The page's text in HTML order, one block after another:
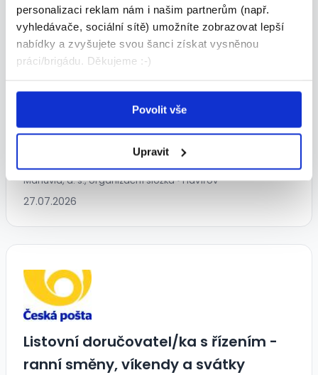
personalizaci reklam nám i našim partnerům (např.
vyhledávače, sociální sítě) umožníte zobrazovat lepší
nabídky a zvyšujete svou šanci získat vysněnou
práci/brigádu. Děkujeme :-)
Povolit vše
Upravit
TOP
Operátor/ka výroby – kompletace
kabelových svazků. Bonus 10 000
Kč.
28 400 - 34 800 Kč/měs.
Manuvia, a. s., organizační složka • Havířov
27.07.2026
Listovní doručovatel/ka s řízením -
ranní směny, víkendy a svátky